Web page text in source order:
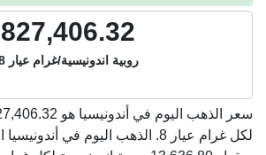
827,406.32
روبية اندونيسية/غرام عيار 8
سعر الذهب اليوم في أندونيسيا هو
لكل غرام عيار 8. الذهب اليوم في